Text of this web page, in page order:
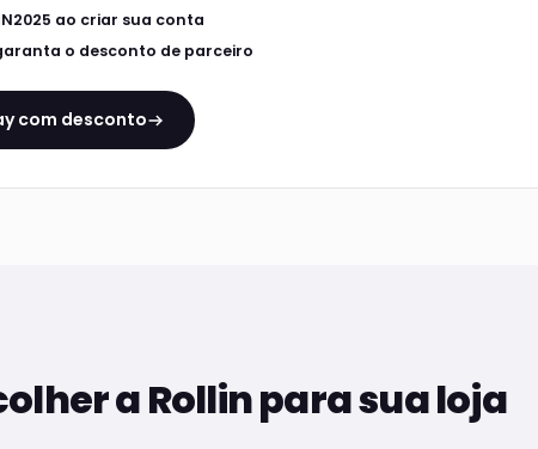
ao criar sua conta
o desconto de parceiro
com desconto
a Rollin para sua loja